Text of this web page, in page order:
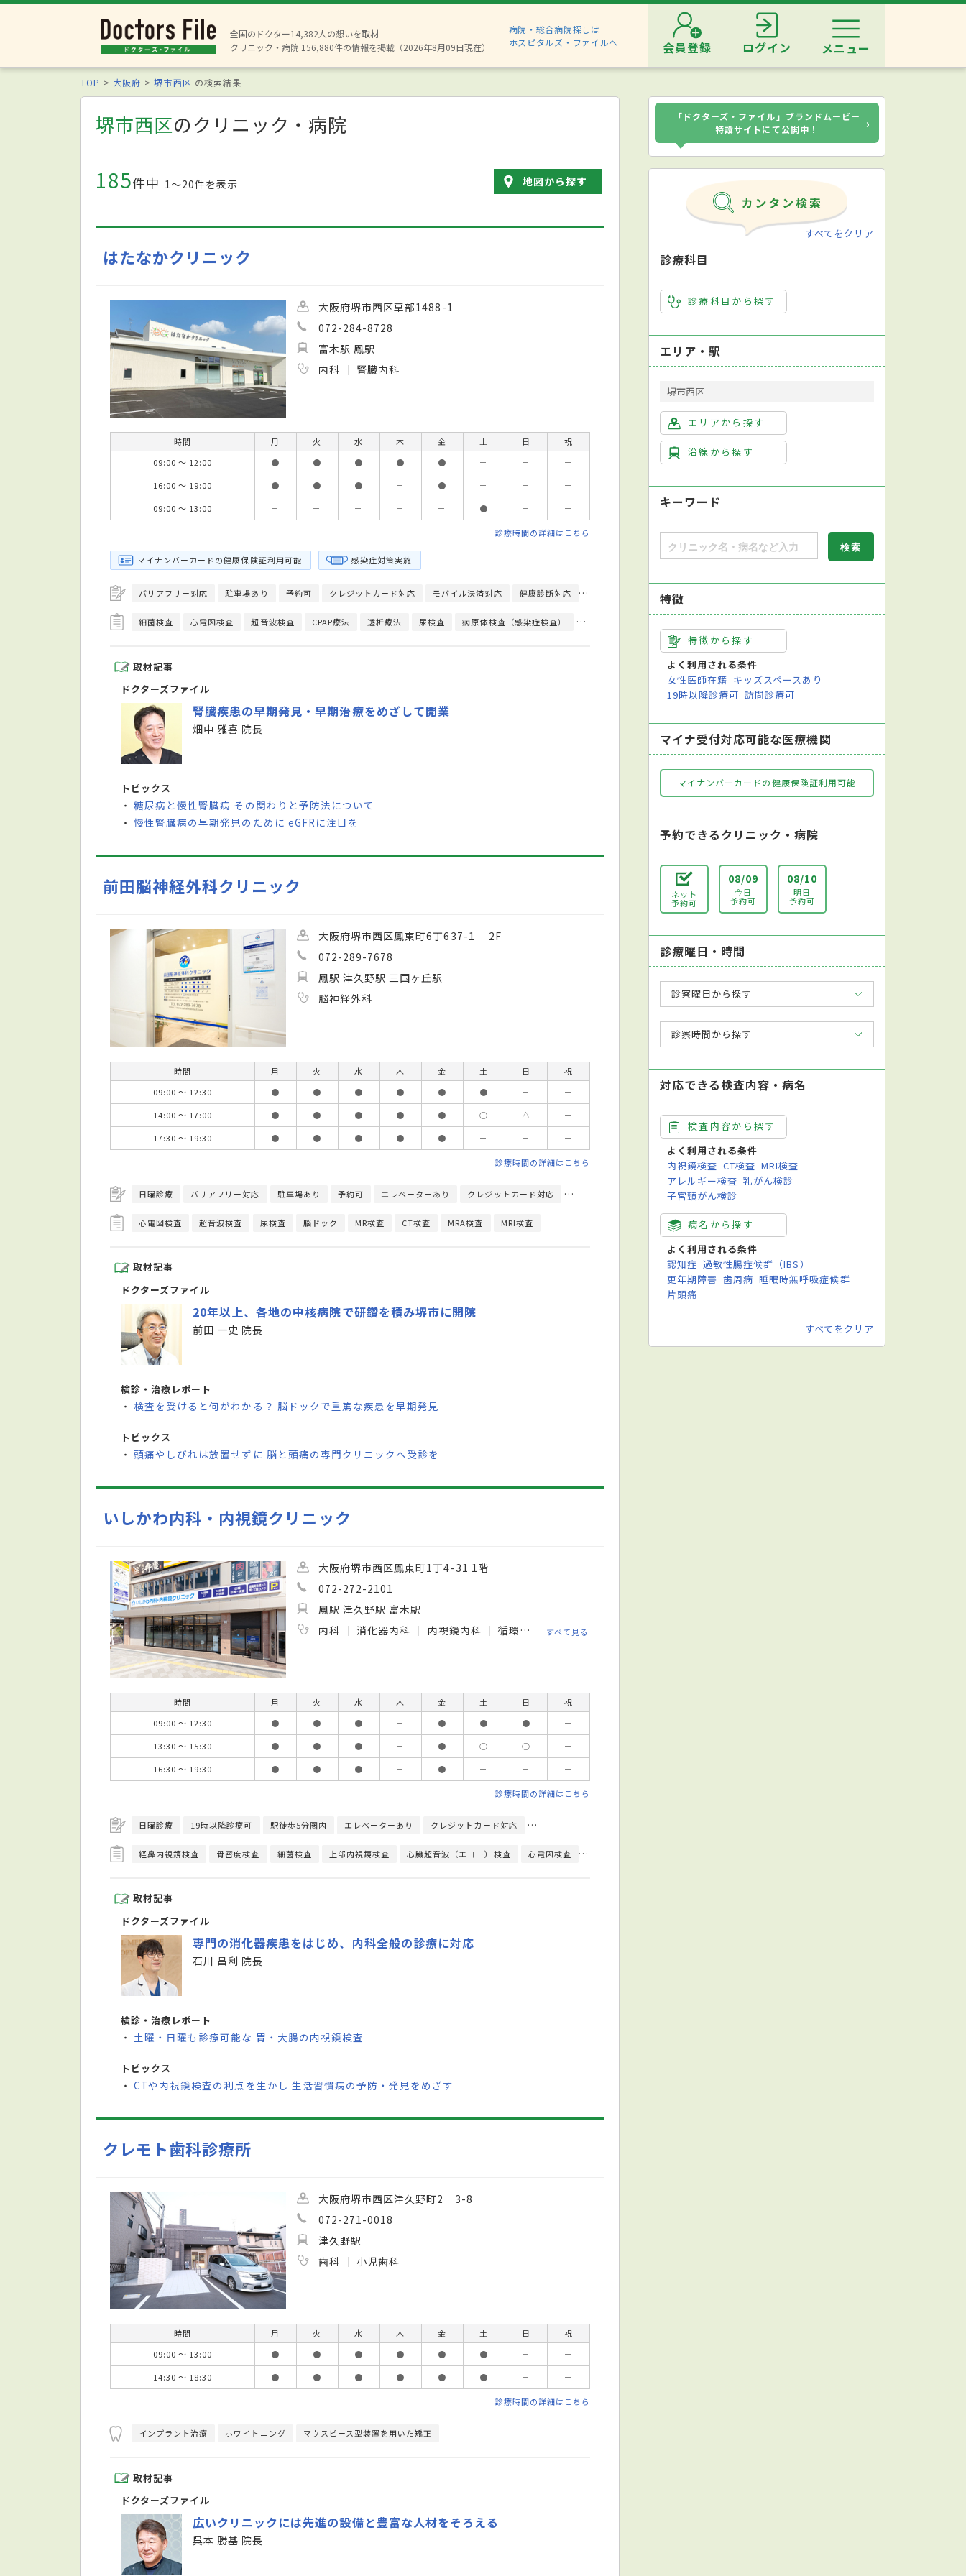
全国のドクター14,382人の想いを取材
クリニック・病院 156,880件の情報を掲載（2026年8月09日現在）
病院・総合病院探しは
ホスピタルズ・ファイルへ
会員登録 ログイン メニュー
TOP 大阪府 堺市西区 の検索結果
堺市西区のクリニック・病院
185件中 1〜20件を表示 地図から探す
はたなかクリニック
大阪府堺市西区草部1488-1
072-284-8728
富木駅 鳳駅
内科
腎臓内科
時間 月 火 水 木 金 土 日
祝
09:00 ～ 12:00
● ● ● ● ● － －
－
16:00 ～ 19:00
● ● ● － ● － －
－
09:00 ～ 13:00
－ － － － － ● － －
診療時間の詳細はこちら
マイナンバーカードの健康保険証利用可能 感染症対策実施
バリアフリー対応 駐車場あり 予約可 クレジットカード対応 モバイル決済対応 健康診断対応 日本内科学会総合内科専門医
細菌検査 心電図検査 超音波検査 CPAP療法 透析療法 尿検査 病原体検査（感染症検査） 便検査
取材記事
ドクターズファイル
腎臓疾患の早期発見・早期治療をめざして開業
畑中 雅喜 院長
トピックス
・糖尿病と慢性腎臓病 その関わりと予防法について
・慢性腎臓病の早期発見のために eGFRに注目を
前田脳神経外科クリニック
大阪府堺市西区鳳東町6丁637-1 2F
072-289-7678
鳳駅 津久野駅 三国ヶ丘駅
脳神経外科
時間 月 火 水 木 金 土 日
祝
09:00 ～ 12:30
● ● ● ● ● ● －
－
14:00 ～ 17:00
● ● ● ● ● ○ △
－
17:30 ～ 19:30
● ● ● ● ● － － －
診療時間の詳細はこちら
日曜診療 バリアフリー対応 駐車場あり 予約可 エレベーターあり クレジットカード対応 モバイル決済対応 日本脳神経外科学会脳神経外科専門医
心電図検査 超音波検査 尿検査 脳ドック MR検査 CT検査 MRA検査 MRI検査
取材記事
ドクターズファイル
20年以上、各地の中核病院で研鑽を積み堺市に開院
前田 一史 院長
検診・治療レポート
・ 検査を受けると何がわかる？ 脳ドックで重篤な疾患を早期発見
トピックス
・頭痛やしびれは放置せずに 脳と頭痛の専門クリニックへ受診を
いしかわ内科・内視鏡クリニック
大阪府堺市西区鳳東町1丁4-31 1階
072-272-2101
鳳駅 津久野駅 富木駅
内科
消化器内科 内視鏡内科 循環器内科 糖尿病内科
すべて見る
時間 月 火 水 木 金 土 日
祝
09:00 ～ 12:30
● ● ● － ● ● ●
－
13:30 ～ 15:30
● ● ● － ● ○ ○
－
16:30 ～ 19:30
● ● ● － ● － － －
診療時間の詳細はこちら
日曜診療 19時以降診療可 駅徒歩5分圏内 エレベーターあり クレジットカード対応 日本内科学会総合内科専門医
経鼻内視鏡検査 骨密度検査 細菌検査 上部内視鏡検査 心臓超音波（エコー）検査 心電図検査
取材記事
ドクターズファイル
専門の消化器疾患をはじめ、内科全般の診療に対応
石川 昌利 院長
検診・治療レポート
・土曜・日曜も診療可能な 胃・大腸の内視鏡検査
トピックス
・CTや内視鏡検査の利点を生かし 生活習慣病の予防・発見をめざす
クレモト歯科診療所
大阪府堺市西区津久野町2‐3-8
072-271-0018
津久野駅
歯科
小児歯科
時間 月 火 水 木 金 土 日
祝
09:00 ～ 13:00
● ● ● ● ● ● －
－
14:30 ～ 18:30
● ● ● ● ● ● － －
診療時間の詳細はこちら
インプラント治療 ホワイトニング マウスピース型装置を用いた矯正
取材記事
ドクターズファイル
広いクリニックには先進の設備と豊富な人材をそろえる
呉本 勝基 院長
「ドクターズ・ファイル」ブランドムービー
特設サイトにて公開中！
›
すべてをクリア
診療科目
診療科目から探す
エリア・駅
堺市西区
エリアから探す
沿線から探す
キーワード
特徴
特徴から探す
よく利用される条件
女性医師在籍 キッズスペースあり
19時以降診療可 訪問診療可
マイナ受付対応可能な医療機関
マイナンバーカードの健康保険証利用可能
予約できるクリニック・病院
ネット
予約可
08/09
今日
予約可
08/10
明日
予約可
診療曜日・時間
診察曜日から探す
診察時間から探す
対応できる検査内容・病名
検査内容から探す
よく利用される条件
内視鏡検査 CT検査 MRI検査
アレルギー検査 乳がん検診
子宮頸がん検診
病名から探す
よく利用される条件
認知症 過敏性腸症候群（IBS）
更年期障害 歯周病 睡眠時無呼吸症候群
片頭痛
すべてをクリア